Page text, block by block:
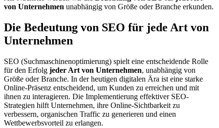
von Unternehmen unabhängig von Größe oder Branche erkunden.
Die Bedeutung von SEO für jede Art von
Unternehmen
SEO (Suchmaschinenoptimierung) spielt eine entscheidende Rolle
für den Erfolg jeder Art von Unternehmen, unabhängig von
Größe oder Branche. In der heutigen digitalen Ära ist eine starke
Online-Präsenz entscheidend, um Kunden zu erreichen und mit
ihnen zu interagieren. Die Implementierung effektiver SEO-
Strategien hilft Unternehmen, ihre Online-Sichtbarkeit zu
verbessern, organischen Traffic zu generieren und einen
Wettbewerbsvorteil zu erlangen.